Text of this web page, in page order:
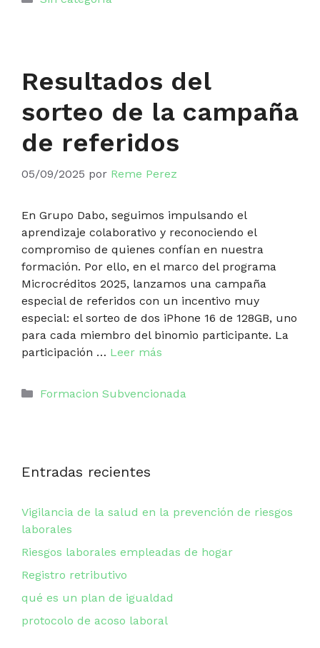
Resultados del
sorteo de la campaña
de referidos
05/09/2025 por Reme Perez
En Grupo Dabo, seguimos impulsando el
aprendizaje colaborativo y reconociendo el
compromiso de quienes confían en nuestra
formación. Por ello, en el marco del programa
Microcréditos 2025, lanzamos una campaña
especial de referidos con un incentivo muy
especial: el sorteo de dos iPhone 16 de 128GB, uno
para cada miembro del binomio participante. La
participación … Leer más
Categorías
Formacion Subvencionada
Entradas recientes
Vigilancia de la salud en la prevención de riesgos
laborales
Riesgos laborales empleadas de hogar
Registro retributivo
qué es un plan de igualdad
protocolo de acoso laboral